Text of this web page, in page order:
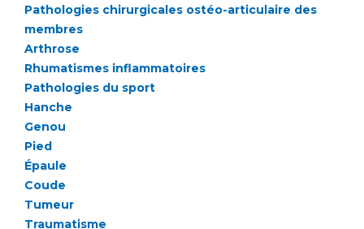
Maternité Hôpital Nord
Vos représentants
La Commission Des Usagers (CDU)
Les Comités Locaux des Usagers
Presse / Multimédia
Communiqués de presse
Dossiers de presse
Médiathèque
Fournisseurs
Rôles et missions
Pathologies chirurgicales ostéo-articulaire des
membres
Arthrose
Rhumatismes inflammatoires
Pathologies du sport
Hanche
Genou
Pied
Épaule
Coude
Tumeur
Traumatisme